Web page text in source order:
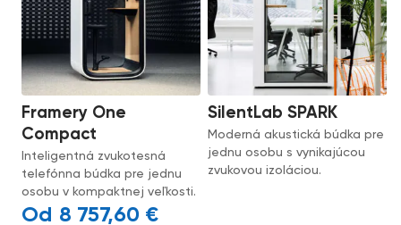
Framery One
Compact
Inteligentná zvukotesná
telefónna búdka pre jednu
osobu v kompaktnej veľkosti.
8 757,60 €
SilentLab SPARK
Moderná akustická búdka pre
jednu osobu s vynikajúcou
zvukovou izoláciou.